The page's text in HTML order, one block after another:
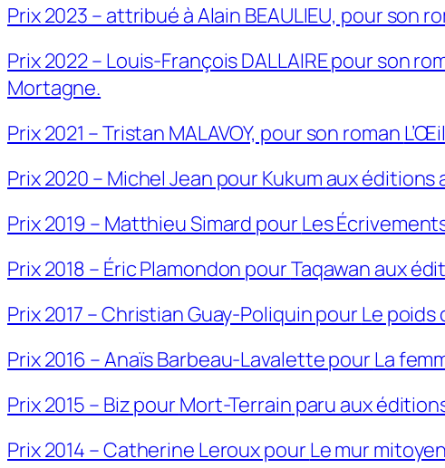
Prix 2023 – attribué à Alain BEAULIEU, pour son
Prix 2022 – Louis-François DALLAIRE pour son
Mortagne.
Prix 2021 – Tristan MALAVOY, pour son roman
Prix 2020 – Michel Jean pourKukum aux éditions
Prix 2019 – Matthieu Simard pourLes
Prix 2018 – Éric Plamondon pourTaqawan aux
Prix 2017 – Christian Guay-Poliquin pourLe poids
Prix 2016 – Anaïs Barbeau-Lavalette pourLa
Prix 2015 – Biz pourMort-Terrain paru aux
Prix 2014 – Catherine Leroux pourLe mur mitoyen